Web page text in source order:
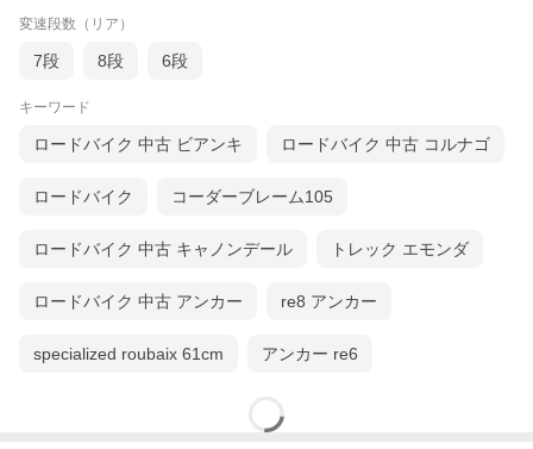
変速段数（リア）
7段 8段 6段
キーワード
ロードバイク 中古 ビアンキ ロードバイク 中古 コルナゴ
ロードバイク コーダーブレーム105
ロードバイク 中古 キャノンデール トレック エモンダ
ロードバイク 中古 アンカー re8 アンカー
specialized roubaix 61cm アンカー re6